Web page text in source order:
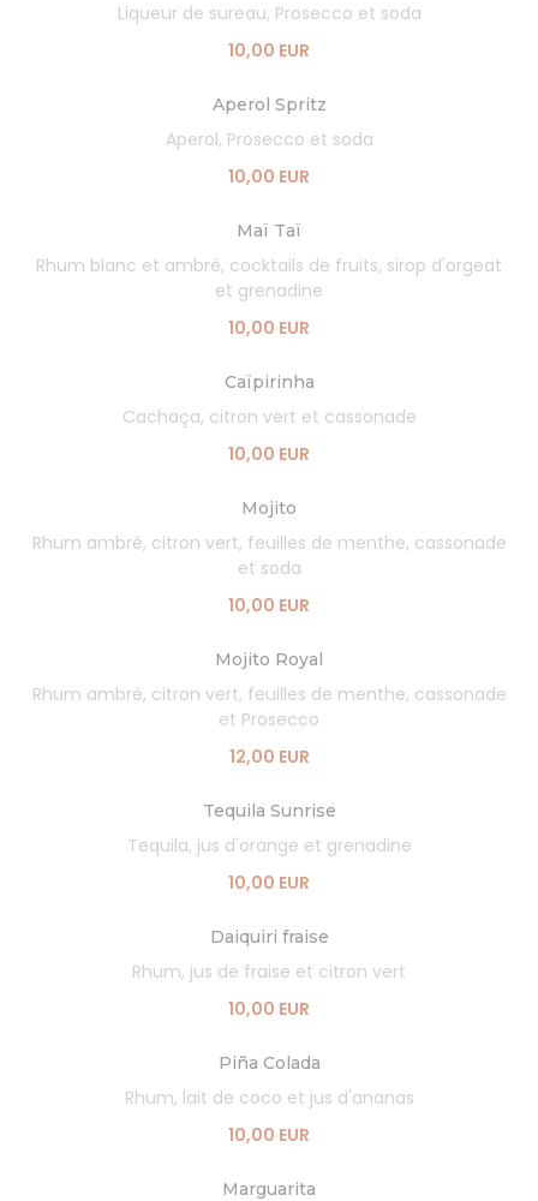
Liqueur de sureau, Prosecco et soda
10,00 EUR
Aperol Spritz
Aperol, Prosecco et soda
10,00 EUR
Maï Taï
Rhum blanc et ambré, cocktails de fruits, sirop d'orgeat
et grenadine
10,00 EUR
Caïpirinha
Cachaça, citron vert et cassonade
10,00 EUR
Mojito
Rhum ambré, citron vert, feuilles de menthe, cassonade
et soda
10,00 EUR
Mojito Royal
Rhum ambré, citron vert, feuilles de menthe, cassonade
et Prosecco
12,00 EUR
Tequila Sunrise
Tequila, jus d'orange et grenadine
10,00 EUR
Daiquiri fraise
Rhum, jus de fraise et citron vert
10,00 EUR
Piña Colada
Rhum, lait de coco et jus d'ananas
10,00 EUR
Marguarita